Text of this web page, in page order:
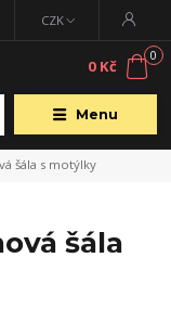
Menu
CZK
0
0 Kč
šála s motýlky
šála